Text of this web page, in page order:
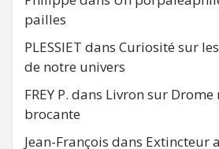
pailles
PLESSIET dans Curiosité sur
de notre univers
FREY P. dans Livron sur Drome
brocante
Jean-François dans Extincteur